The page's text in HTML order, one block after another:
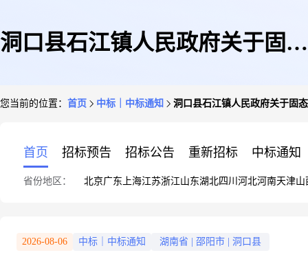
洞口县石江镇人民政府关于固态
您当前的位置： 首页 中标｜中标通知 洞口县石江镇人民政府关于固
首页 招标预告 招标公告 重新招标 中标通知
省份地区： 北京广东 上海江苏浙江山东湖北四川 河北河南天津山
2026-08-06 中标｜中标通知 湖南省 邵阳市 洞口县